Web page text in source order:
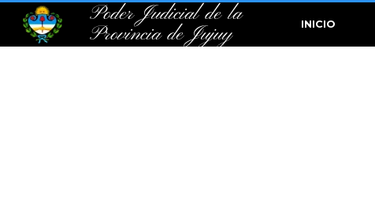
Poder Judicial de la
Provincia de Jujuy
INICIO